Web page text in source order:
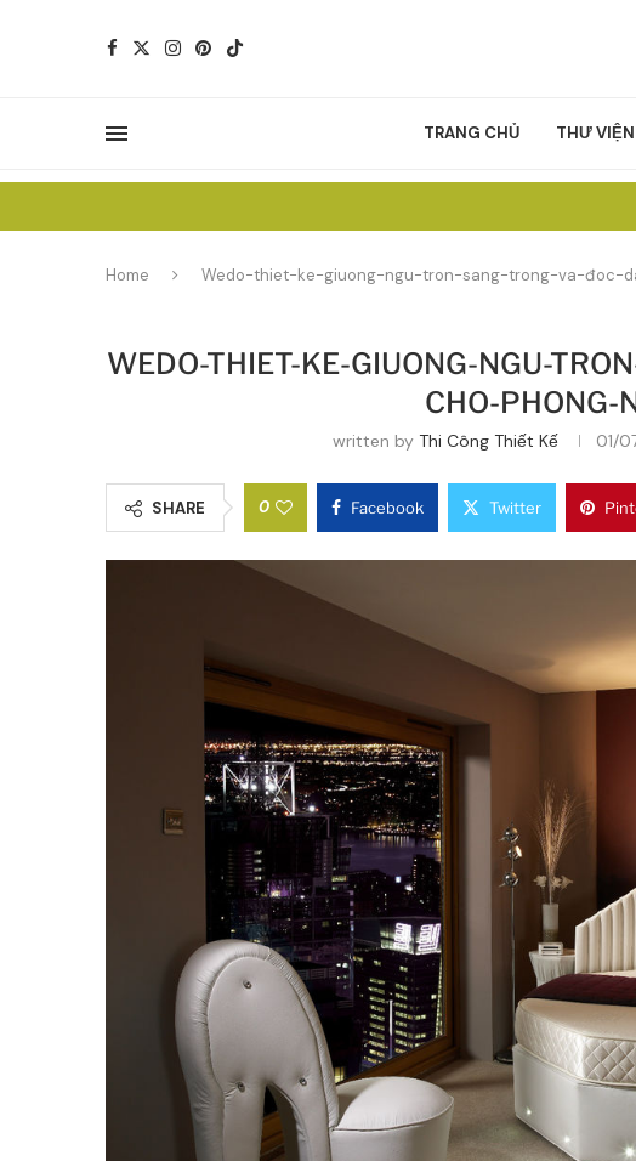
TRANG CHỦ THƯ
Home Wedo-thiet-ke-giuong-ngu-tron-sang-trong-va-đoc-
WEDO-THIET-KE-GIUONG-NGU-
CHO-PHONG-
written by Thi Công Thiết Kế 01/
SHARE 0 Facebook Twitter